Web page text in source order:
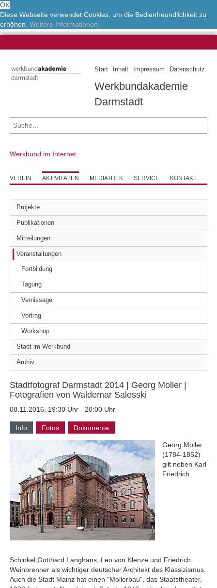
OK
Diese Webseite verwendet Cookies, um die Bedienfreundlichkeit zu
erhöhen. Weitere Informationen.
Start Inhalt Impressum Datenschutz
Werkbundakademie
Darmstadt
Werkbund im Internet
VEREIN AKTIVITÄTEN MEDIATHEK SERVICE KONTAKT
Projekte
Publikationen
Mitteilungen
Veranstaltungen
Fortbildung
Tagung
Vernissage
Vortrag
Workshop
Stadt im Werkbund
Archiv
Stadtfotograf Darmstadt 2014 | Georg Moller |
Fotografien von Waldemar Salesski
08.11.2016, 19:30 Uhr - 20:00 Uhr
Info Fotos Dokumente
Georg Moller
(1784-1852)
gilt neben Karl
Friedrich
Schinkel,Gotthard Langhans, Leo von Klenze und Friedrich
Weinbrenner als wichtiger deutscher Architekt des Klassizismus.
Auch die Stadt Mainz hat einen "Mollerbau", das Staatstheater,